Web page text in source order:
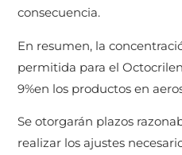
consecuencia.
En resumen, la
permitida para el
9%en los productos en
Se otorgarán plazos
realizar los ajustes